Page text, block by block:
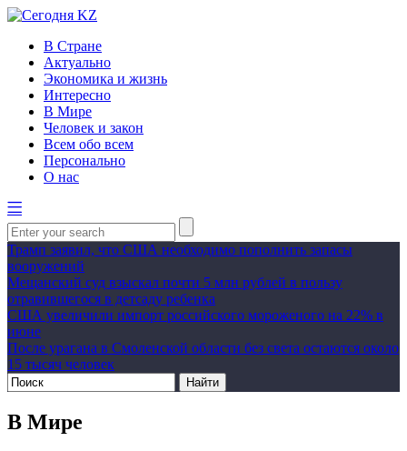
В Стране
Актуально
Экономика и жизнь
Интересно
В Мире
Человек и закон
Всем обо всем
Персонально
О нас
Трамп заявил, что США необходимо пополнить запасы
вооружений
Мещанский суд взыскал почти 5 млн рублей в пользу
отравившегося в детсаду ребенка
США увеличили импорт российского мороженого на 22% в
июне
После урагана в Смоленской области без света остаются около
15 тысяч человек
В Мире